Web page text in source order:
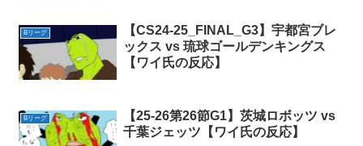
Bリーグ
【CS24-25_FINAL_G3】宇都宮ブレ
ックス vs 琉球ゴールデンキングス
【ワイ氏の反応】
Bリーグ
【25-26第26節G1】茨城ロボッツ vs
千葉ジェッツ【ワイ氏の反応】